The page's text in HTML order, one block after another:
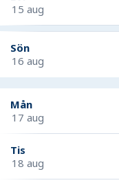
15 aug
Sön
16 aug
Mån
17 aug
Tis
18 aug